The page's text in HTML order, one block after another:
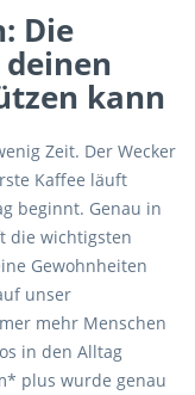
Die
kann
Zeit. Der Wecker
Kaffee läuft
beginnt. Genau in
die wichtigsten
Gewohnheiten
unser
mehr Menschen
in den Alltag
plus wurde genau